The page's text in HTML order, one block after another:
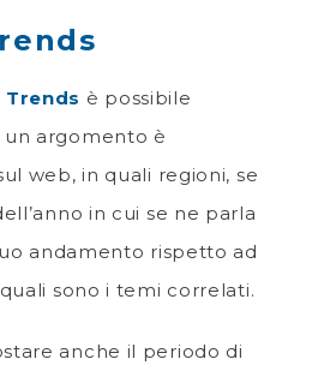
Trends è possibile
argomento è
web, in quali regioni, se
in cui se ne parla
andamento rispetto ad
sono i temi correlati.
anche il periodo di